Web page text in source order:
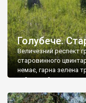
Голубече.
Величезний респект
старовинного
немає, гарна зелена
найкращий
бруньками, кози ті